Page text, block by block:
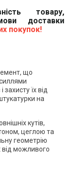
товару,
доставки
покупок!
що
захисту їх від
на
кутів,
цеглою та
геометрію
від можливого